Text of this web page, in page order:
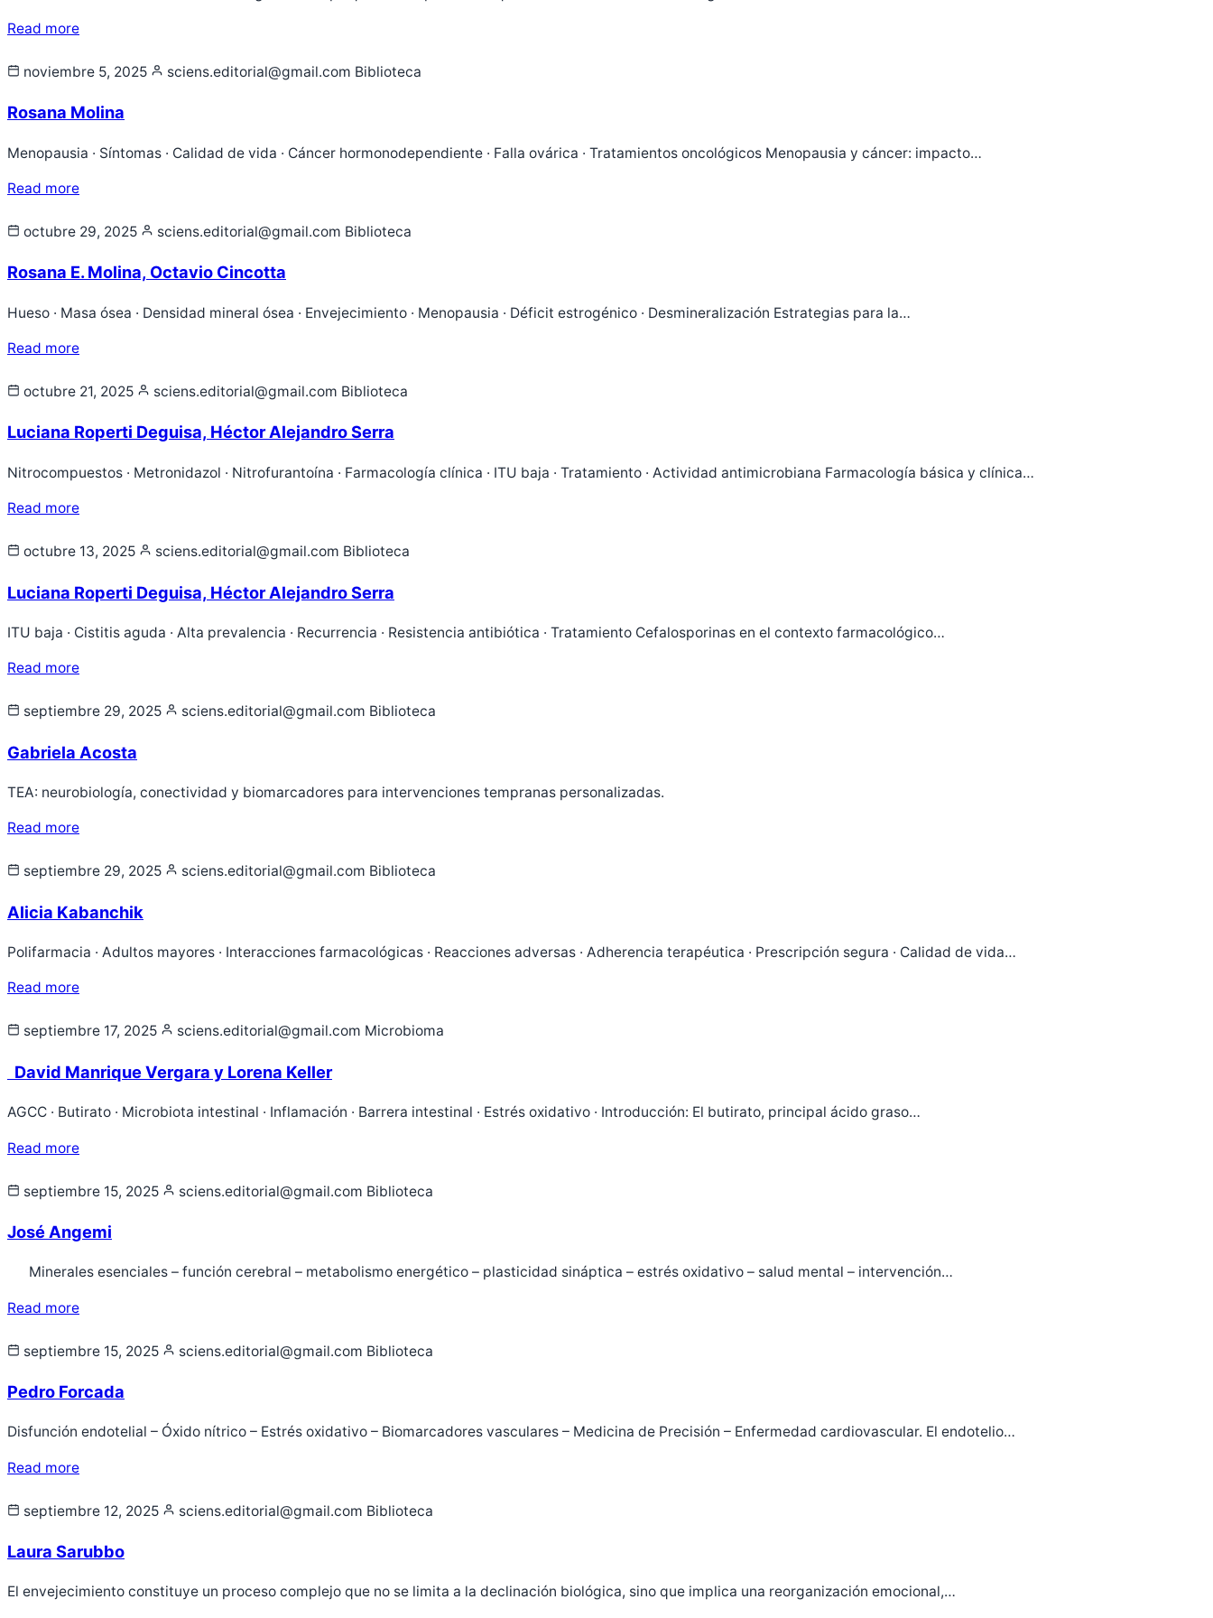
Read more
noviembre 5, 2025 sciens.editorial@gmail.com Biblioteca
Rosana Molina
Menopausia · Síntomas · Calidad de vida · Cáncer hormonodependiente · Falla ovárica · Tratamientos oncológicos Menopausia y cáncer: impacto…
Read more
octubre 29, 2025 sciens.editorial@gmail.com Biblioteca
Rosana E. Molina, Octavio Cincotta
Hueso · Masa ósea · Densidad mineral ósea · Envejecimiento · Menopausia · Déficit estrogénico · Desmineralización Estrategias para la…
Read more
octubre 21, 2025 sciens.editorial@gmail.com Biblioteca
Luciana Roperti Deguisa, Héctor Alejandro Serra
Nitrocompuestos · Metronidazol · Nitrofurantoína · Farmacología clínica · ITU baja · Tratamiento · Actividad antimicrobiana Farmacología básica y clínica…
Read more
octubre 13, 2025 sciens.editorial@gmail.com Biblioteca
Luciana Roperti Deguisa, Héctor Alejandro Serra
ITU baja · Cistitis aguda · Alta prevalencia · Recurrencia · Resistencia antibiótica · Tratamiento Cefalosporinas en el contexto farmacológico…
Read more
septiembre 29, 2025 sciens.editorial@gmail.com Biblioteca
Gabriela Acosta
TEA: neurobiología, conectividad y biomarcadores para intervenciones tempranas personalizadas.
Read more
septiembre 29, 2025 sciens.editorial@gmail.com Biblioteca
Alicia Kabanchik
Polifarmacia · Adultos mayores · Interacciones farmacológicas · Reacciones adversas · Adherencia terapéutica · Prescripción segura · Calidad de vida…
Read more
septiembre 17, 2025 sciens.editorial@gmail.com Microbioma
​​​​​​​ David Manrique Vergara y Lorena Keller
AGCC · Butirato · Microbiota intestinal · Inflamación · Barrera intestinal · Estrés oxidativo · Introducción: El butirato, principal ácido graso…
Read more
septiembre 15, 2025 sciens.editorial@gmail.com Biblioteca
José Angemi
Minerales esenciales – función cerebral – metabolismo energético – plasticidad sináptica – estrés oxidativo – salud mental – intervención…
Read more
septiembre 15, 2025 sciens.editorial@gmail.com Biblioteca
Pedro Forcada
Disfunción endotelial – Óxido nítrico – Estrés oxidativo – Biomarcadores vasculares – Medicina de Precisión – Enfermedad cardiovascular. El endotelio…
Read more
septiembre 12, 2025 sciens.editorial@gmail.com Biblioteca
Laura Sarubbo
El envejecimiento constituye un proceso complejo que no se limita a la declinación biológica, sino que implica una reorganización emocional,…